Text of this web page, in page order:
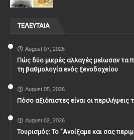
ΤΕΛΕΥΤΑΙΑ
August 07, 2026
Πώς δύο μικρές αλλαγές μείωσαν τα
τη βαθμολογία ενός ξενοδοχείου
August 05, 2026
Πόσο αξιόπιστες είναι οι περιλήψεις
August 02, 2026
Τουρισμός: Το "Ανοίξαμε και σας